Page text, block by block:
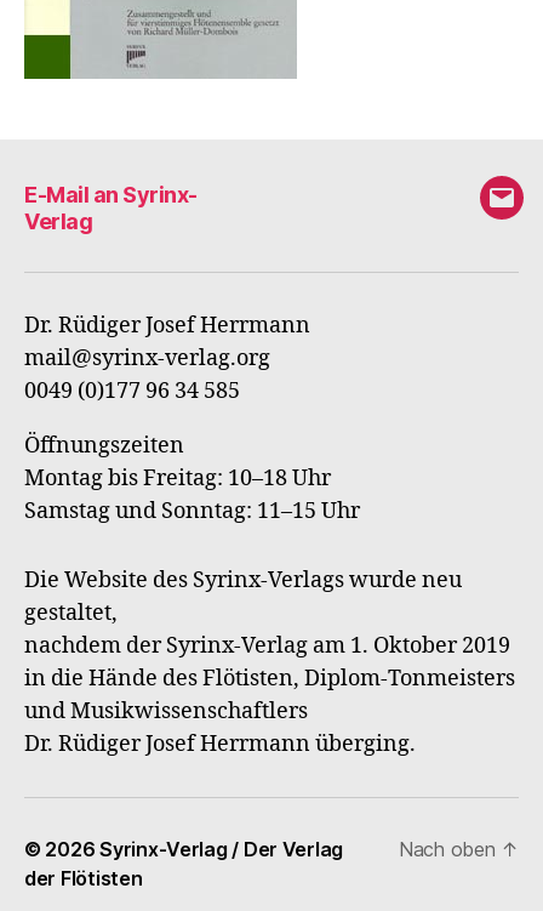
E-Mail an Syrinx-
Verlag
E-
an
Dr. Rüdiger Josef Herrmann
mail@syrinx-verlag.org
0049 (0)177 96 34 585
Öffnungszeiten
Montag bis Freitag: 10–18 Uhr
Samstag und Sonntag: 11–15 Uhr
Die Website des Syrinx-Verlags wurde neu
gestaltet,
nachdem der Syrinx-Verlag am 1. Oktober 2019
in die Hände des Flötisten, Diplom-Tonmeisters
und Musikwissenschaftlers
Dr. Rüdiger Josef Herrmann überging.
© 2026Syrinx-Verlag / Der Verlag
der Flötisten
Nach oben ↑